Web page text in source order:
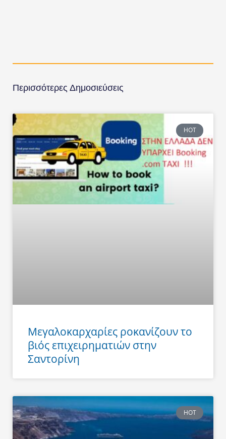
Περισσότερες Δημοσιεύσεις
HOT
Μεγαλοκαρχαρίες ροκανίζουν το
βιός επιχειρηματιών στην
Σαντορίνη
HOT